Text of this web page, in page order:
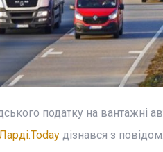
податку на вантажні
дізнався з